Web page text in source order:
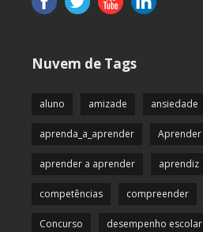
Nuvem de Tags
aluno amizade ansiedade
aprenda_a_aprender Aprender
aprender a aprender aprendiz
competências compreender
Concurso desempenho escolar